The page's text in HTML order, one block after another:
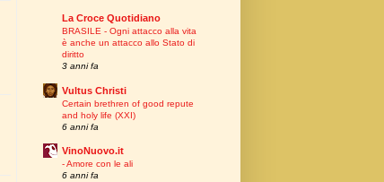
La Croce Quotidiano
BRASILE - Ogni attacco alla vita
è anche un attacco allo Stato di
diritto
3 anni fa
Vultus Christi
Certain brethren of good repute
and holy life (XXI)
6 anni fa
VinoNuovo.it
- Amore con le ali
6 anni fa